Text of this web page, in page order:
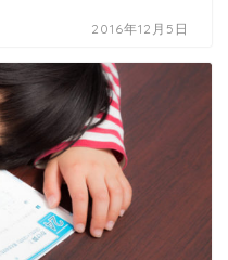
2016年12月5日